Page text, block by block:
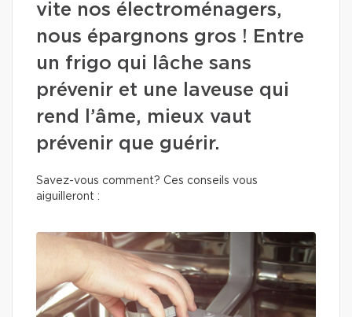
vite nos électroménagers,
nous épargnons gros ! Entre
un frigo qui lâche sans
prévenir et une laveuse qui
rend l’âme, mieux vaut
prévenir que guérir.
Savez-vous comment? Ces conseils vous
aiguilleront :